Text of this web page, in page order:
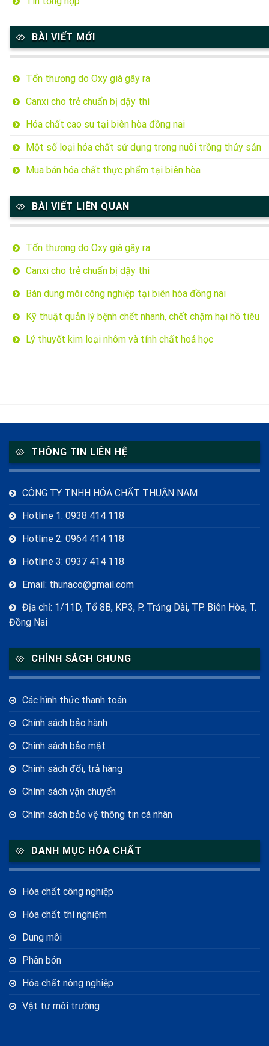
BÀI VIẾT MỚI
Tổn thương do Oxy già gây ra
Canxi cho trẻ chuẩn bị dậy thì
Hóa chất cao su tại biên hòa đồng nai
Một số loại hóa chất sử dụng trong nuôi trồng thủy sản
Mua bán hóa chất thực phẩm tại biên hòa
BÀI VIẾT LIÊN QUAN
Tổn thương do Oxy già gây ra
Canxi cho trẻ chuẩn bị dậy thì
Bán dung môi công nghiệp tại biên hòa đồng nai
Kỹ thuật quản lý bệnh chết nhanh, chết chậm hại hồ tiêu
Lý thuyết kim loại nhôm và tính chất hoá học
THÔNG TIN LIÊN HỆ
CÔNG TY TNHH HÓA CHẤT THUẬN NAM
Hotline 1: 0938 414 118
Hotline 2: 0964 414 118
Hotline 3: 0937 414 118
Email: thunaco@gmail.com
Địa chỉ: 1/11D, Tổ 8B, KP3, P. Trảng Dài, TP. Biên Hòa, T.
Đồng Nai
CHÍNH SÁCH CHUNG
Các hình thức thanh toán
Chính sách bảo hành
Chính sách bảo mật
Chính sách đổi, trả hàng
Chính sách vận chuyển
Chính sách bảo vệ thông tin cá nhân
DANH MỤC HÓA CHẤT
Hóa chất công nghiệp
Hóa chất thí nghiệm
Dung môi
Phân bón
Hóa chất nông nghiệp
Vật tư môi trường